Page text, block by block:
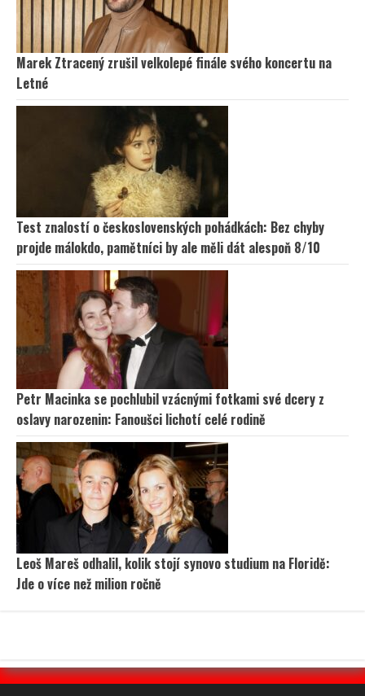
Marek Ztracený zrušil velkolepé finále svého koncertu na
Letné
Test znalostí o československých pohádkách: Bez chyby
projde málokdo, pamětníci by ale měli dát alespoň 8/10
Petr Macinka se pochlubil vzácnými fotkami své dcery z
oslavy narozenin: Fanoušci lichotí celé rodině
Leoš Mareš odhalil, kolik stojí synovo studium na Floridě:
Jde o více než milion ročně